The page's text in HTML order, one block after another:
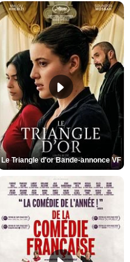
Le Triangle d'or Bande-annonce VF